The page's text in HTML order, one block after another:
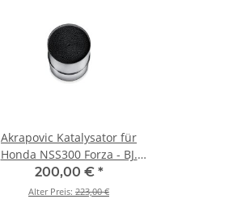
Akrapovic Katalysator für
Honda NSS300 Forza - BJ.
2018 > 2020 (P-KAT-071)
200,00 € *
Alter Preis: 223,00 €